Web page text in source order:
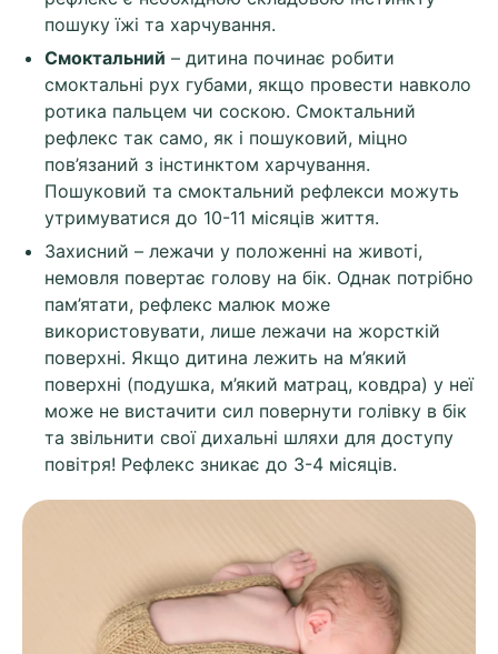
пошуку їжі та харчування.
Смоктальний – дитина починає робити
смоктальні рух губами, якщо провести навколо
ротика пальцем чи соскою. Смоктальний
рефлекс так само, як і пошуковий, міцно
пов’язаний з інстинктом харчування.
Пошуковий та смоктальний рефлекси можуть
утримуватися до 10-11 місяців життя.
Захисний – лежачи у положенні на животі,
немовля повертає голову на бік. Однак потрібно
пам’ятати, рефлекс малюк може
використовувати, лише лежачи на жорсткій
поверхні. Якщо дитина лежить на м’який
поверхні (подушка, м’який матрац, ковдра) у неї
може не вистачити сил повернути голівку в бік
та звільнити свої дихальні шляхи для доступу
повітря! Рефлекс зникає до 3-4 місяців.